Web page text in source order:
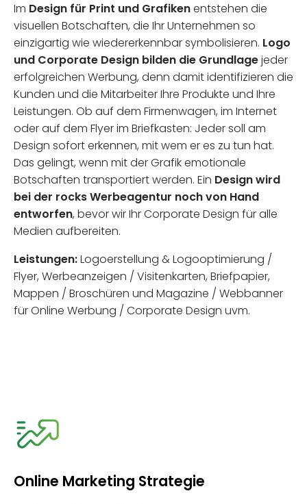
Im Design für Print und Grafikenentstehen die
visuellen Botschaften, die Ihr Unternehmen so
einzigartig wie wiedererkennbar symbolisieren. Logo
und Corporate Design bilden die Grundlagejeder
erfolgreichen Werbung, denn damit identifizieren die
Kunden und die Mitarbeiter Ihre Produkte und Ihre
Leistungen. Ob auf dem Firmenwagen, im Internet
oder auf dem Flyer im Briefkasten: Jeder soll am
Design sofort erkennen, mit wem er es zu tun hat.
Das gelingt, wenn mit der Grafik emotionale
Botschaften transportiert werden. Ein Design wird
bei der rocks Werbeagentur noch von Hand
entworfen, bevor wir Ihr Corporate Design für alle
Medien aufbereiten.
Leistungen:Logoerstellung & Logooptimierung /
Flyer, Werbeanzeigen / Visitenkarten, Briefpapier,
Mappen / Broschüren und Magazine / Webbanner
für Online Werbung / Corporate Design uvm.
Online Marketing Strategie